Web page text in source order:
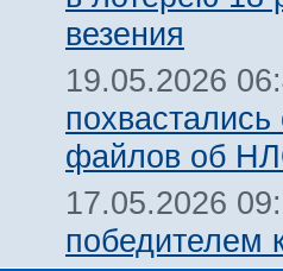
везения
19.05.2026
файлов об
17.05.2026
победителем